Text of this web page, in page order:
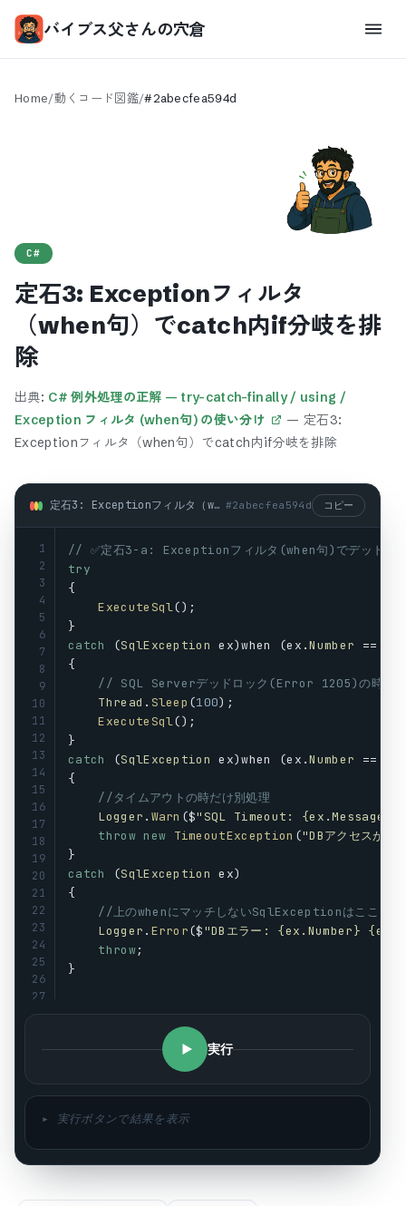
バイブス父さんの穴倉
Home/動くコード図鑑/#2abecfea594d
C#
定石3: Exceptionフィルタ
（when句）でcatch内if分岐を排
除
出典: C# 例外処理の正解 — try-catch-finally / using /
Exception フィルタ (when句) の使い分け
— 定石3:
Exceptionフィルタ（when句）でcatch内if分岐を排除
定石3: Exceptionフィルタ（when句）でcatch内if分岐を排除 (csharp) #2abecfea594d コピー
1
2
3
4
5
6
7
8
9
10
11
12
13
14
15
16
17
18
19
20
21
22
23
24
25
26
27
28
30
32
33
34
// ✅定石3-a: Exceptionフィルタ(when句)でデッドロッ
try
{
ExecuteSql();
}
catch
(SqlException ex)when (ex .Number ==
{
// SQL Serverデッドロック(Error 1205)の時だけ
Thread . Sleep (100);
ExecuteSql();
}
catch
(SqlException ex)when (ex .Number == -
{
//タイムアウトの時だけ別処理
Logger . Warn ($"SQL Timeout: {ex.Message}"
throw new TimeoutException ("DBアクセスがタ
}
catch
(SqlException ex)
{
//上のwhenにマッチしないSqlExceptionはここで捕
Logger . Error($"DBエラー: {ex.Number}
throw;
}
ExecuteSql
}
{
){ /* リトライ */ }
){ /* タイムアウ
}
実行
▸ 実行ボタンで結果を表示